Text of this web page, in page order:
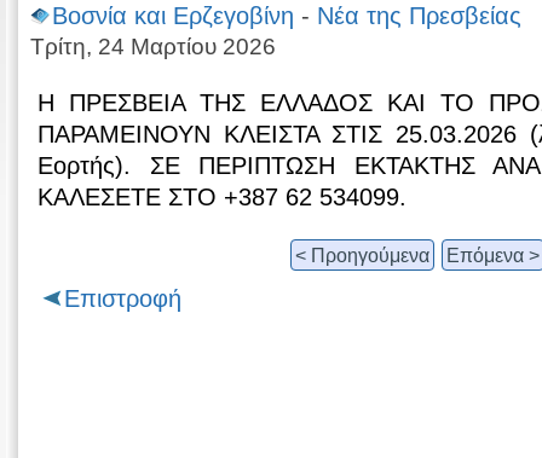
Βοσνία και Ερζεγοβίνη - Νέα της Πρεσβείας
Τρίτη, 24 Μαρτίου 2026
Η ΠΡΕΣΒΕΙΑ ΤΗΣ ΕΛΛΑΔΟΣ ΚΑΙ ΤΟ
ΠΑΡΑΜΕIΝΟΥΝ ΚΛΕΙΣΤΑ ΣΤΙΣ 25.03.2026
Εορτής). ΣΕ ΠΕΡΙΠΤΩΣΗ ΕΚΤΑΚΤΗΣ
ΚΑΛΕΣΕΤΕ ΣΤΟ +387 62 534099.
< Προηγούμενα Επόμενα >
Επιστροφή